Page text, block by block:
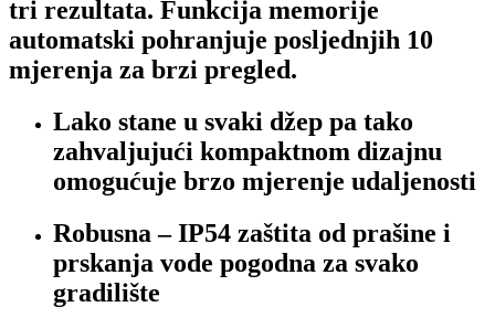
tri rezultata. Funkcija memorije
automatski pohranjuje posljednjih 10
mjerenja za brzi pregled.
Lako stane u svaki džep pa tako
zahvaljujući kompaktnom dizajnu
omogućuje brzo mjerenje udaljenosti
Robusna – IP54 zaštita od prašine i
prskanja vode pogodna za svako
gradilište